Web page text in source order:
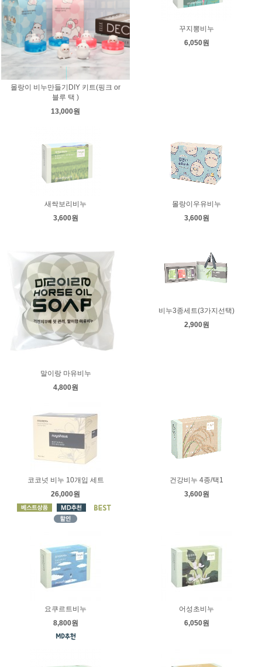
몰랑이 비누만들기DIY 키트(핑크 or
블루 택 )
13,000원
꾸지뽕비누
6,050원
새싹보리비누
3,600원
몰랑이우유비누
3,600원
말이랑 마유비누
4,800원
비누3종세트(3가지선택)
2,900원
코코넛 비누 10개입 세트
26,000원
건강비누 4종/택1
3,600원
요쿠르트비누
8,800원
어성초비누
6,050원